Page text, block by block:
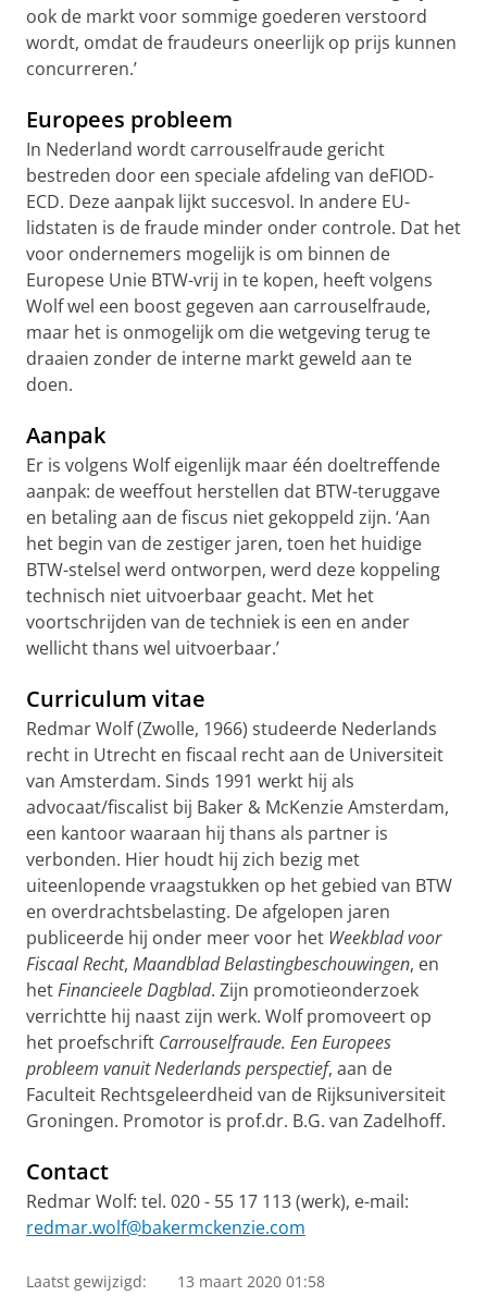
ook de markt voor sommige goederen verstoord
wordt, omdat de fraudeurs oneerlijk op prijs kunnen
concurreren.’
Europees probleem
In Nederland wordt carrouselfraude gericht
bestreden door een speciale afdeling van deFIOD-
ECD. Deze aanpak lijkt succesvol. In andere EU-
lidstaten is de fraude minder onder controle. Dat het
voor ondernemers mogelijk is om binnen de
Europese Unie BTW-vrij in te kopen, heeft volgens
Wolf wel een boost gegeven aan carrouselfraude,
maar het is onmogelijk om die wetgeving terug te
draaien zonder de interne markt geweld aan te
doen.
Aanpak
Er is volgens Wolf eigenlijk maar één doeltreffende
aanpak: de weeffout herstellen dat BTW-teruggave
en betaling aan de fiscus niet gekoppeld zijn. ‘Aan
het begin van de zestiger jaren, toen het huidige
BTW-stelsel werd ontworpen, werd deze koppeling
technisch niet uitvoerbaar geacht. Met het
voortschrijden van de techniek is een en ander
wellicht thans wel uitvoerbaar.’
Curriculum vitae
Redmar Wolf (Zwolle, 1966) studeerde Nederlands
recht in Utrecht en fiscaal recht aan de Universiteit
van Amsterdam. Sinds 1991 werkt hij als
advocaat/fiscalist bij Baker & McKenzie Amsterdam,
een kantoor waaraan hij thans als partner is
verbonden. Hier houdt hij zich bezig met
uiteenlopende vraagstukken op het gebied van BTW
en overdrachtsbelasting. De afgelopen jaren
publiceerde hij onder meer voor het Weekblad voor
Fiscaal Recht, Maandblad Belastingbeschouwingen, en
hetFinancieele Dagblad. Zijn promotieonderzoek
verrichtte hij naast zijn werk. Wolf promoveert op
het proefschrift Carrouselfraude. Een Europees
probleem vanuit Nederlands perspectief, aan de
Faculteit Rechtsgeleerdheid van de Rijksuniversiteit
Groningen. Promotor is prof.dr. B.G. van Zadelhoff.
Contact
Redmar Wolf: tel. 020 - 55 17 113 (werk), e-mail:
redmar.wolf@bakermckenzie.com
Laatst gewijzigd: 13 maart 2020 01:58